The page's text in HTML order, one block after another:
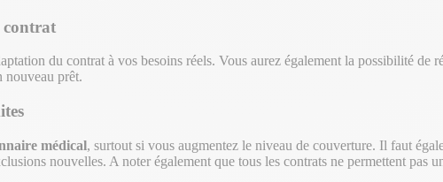
contrat
du contrat à vos besoins réels. Vous aurez également la possibilité de
nouveau prêt.
médical, surtout si vous augmentez le niveau de couverture. Il faut
nouvelles. A noter également que tous les contrats ne permettent pas